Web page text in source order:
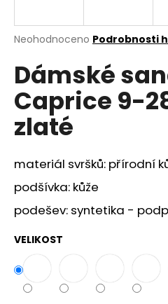
Průměrné
produktu
je
0,0
z
5
hvězdiček.
Neohodnoceno Podrobnosti
Dámské
Caprice 9-
zlaté
materiál svršků: přírodní
podšívka: kůže
podešev: syntetika -
VELIKOST
j
t
?
HLEDAT
D
o
o